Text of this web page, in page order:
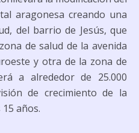
aragonesa creando una
del barrio de Jesús, que
de salud de la avenida
y otra de la zona de
a alrededor de 25.000
de crecimiento de la
años.